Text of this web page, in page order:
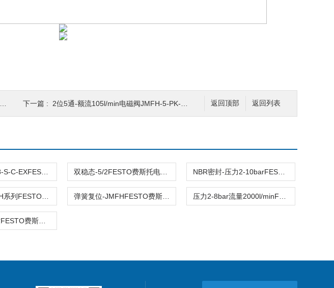
返回列表
返回顶部
下一篇 : 2位5通-额流105l/min电磁阀JMFH-5-PK-3费斯托FSETO双电控原装